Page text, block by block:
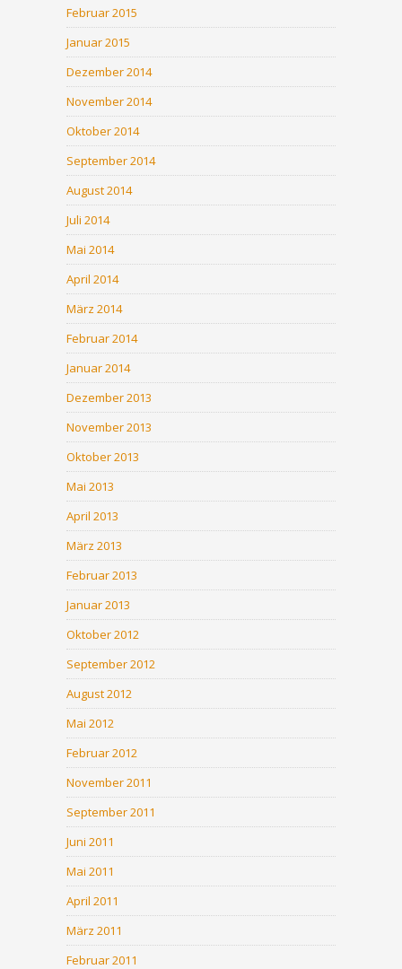
Februar 2015
Januar 2015
Dezember 2014
November 2014
Oktober 2014
September 2014
August 2014
Juli 2014
Mai 2014
April 2014
März 2014
Februar 2014
Januar 2014
Dezember 2013
November 2013
Oktober 2013
Mai 2013
April 2013
März 2013
Februar 2013
Januar 2013
Oktober 2012
September 2012
August 2012
Mai 2012
Februar 2012
November 2011
September 2011
Juni 2011
Mai 2011
April 2011
März 2011
Februar 2011